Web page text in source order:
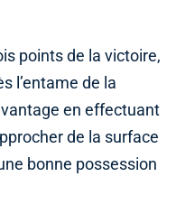
points de la victoire,
l’entame de la
en effectuant
de la surface
bonne possession